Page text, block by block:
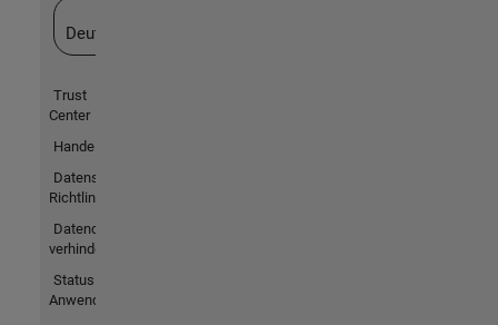
Deutschland
Trust
Center
Handelsmarken
Datenschutz-
Richtlinien
Datendiebstahl
verhindern
Status von
Anwendungen